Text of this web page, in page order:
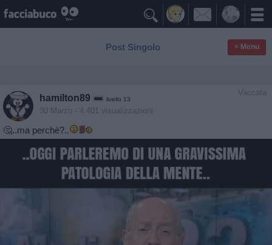

Post Singolo ≡ Menu
Vaccata
hamilton89 livello 13
30 Marzo - 4.401 visualizzazioni
🤔..ma perchè?..